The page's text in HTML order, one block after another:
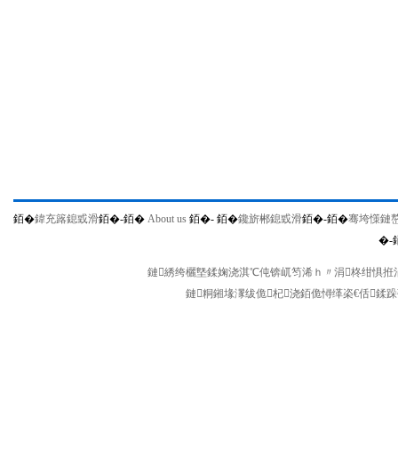
銆�鍏充簬鎴戜滑銆�-銆� About us 銆�- 銆�鑱旂郴鎴戜滑銆�-銆�骞垮憡鏈
�-
鏈綉绔欐墍鍒婅浇淇℃伅锛屼笉浠ｈ〃涓柊绀惧
鏈粡鎺堟潈绂佹杞浇銆佹憳缂栥€佸鍒